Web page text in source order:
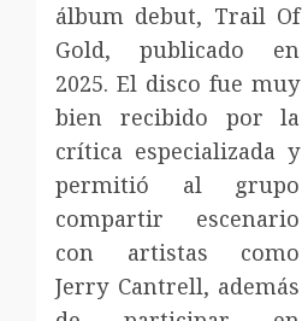
álbum debut, Trail Of
Gold, publicado en
2025. El disco fue muy
bien recibido por la
crítica especializada y
permitió al grupo
compartir escenario
con artistas como
Jerry Cantrell, además